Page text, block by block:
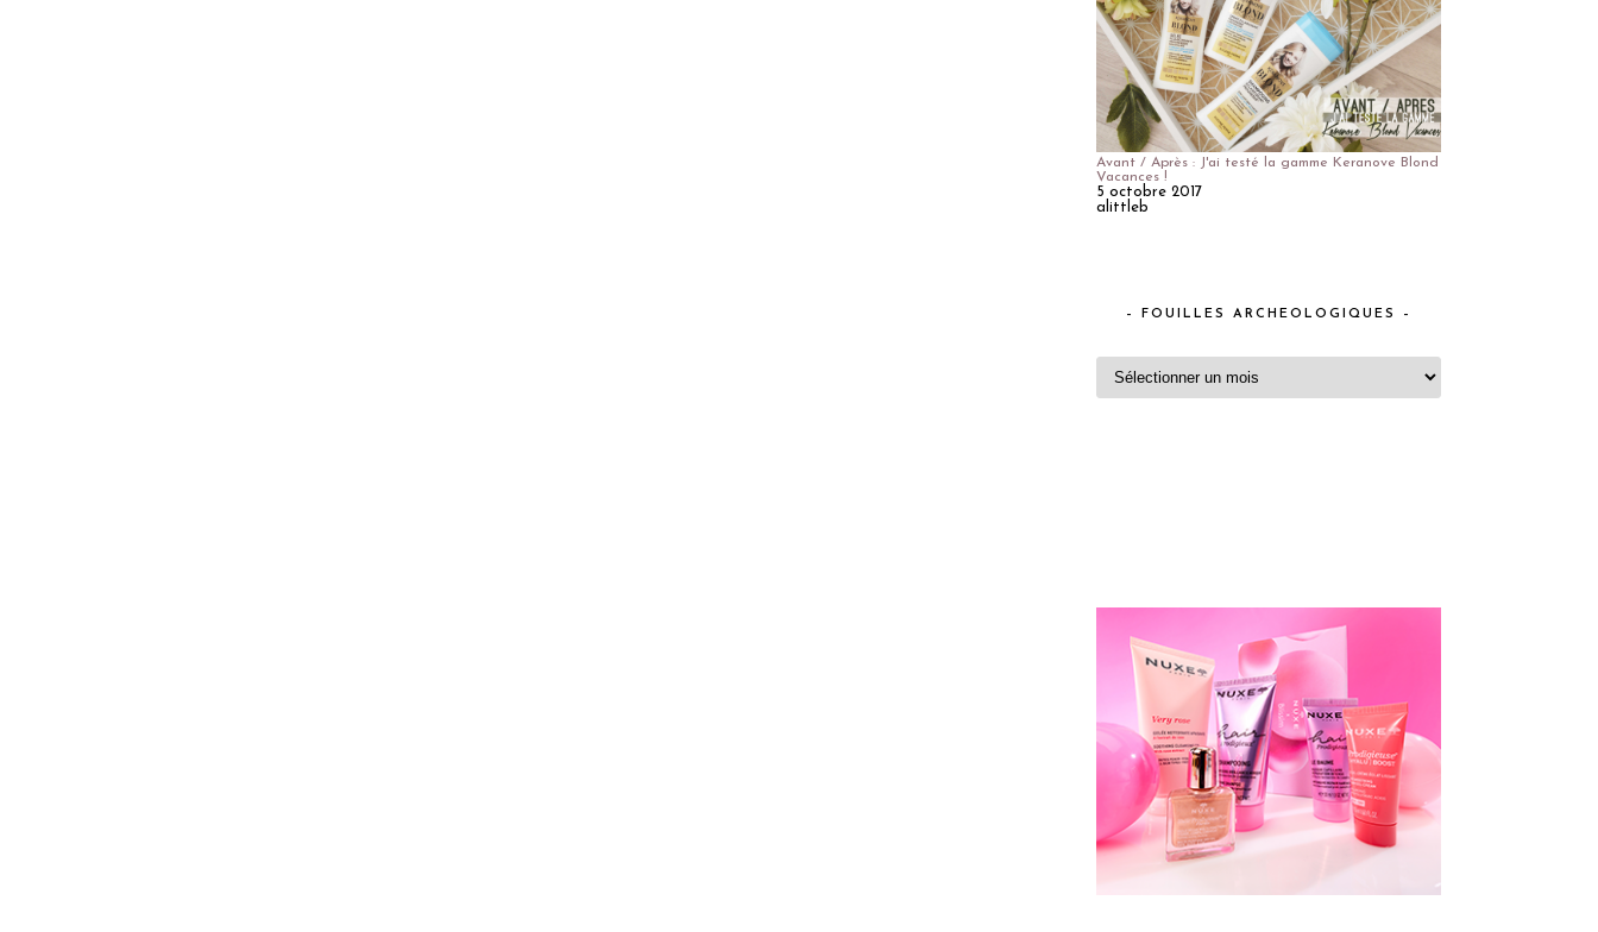
Avant / Après : J'ai testé la gamme Keranove Blond
Vacances !
5 octobre 2017
alittleb
– FOUILLES ARCHEOLOGIQUES –